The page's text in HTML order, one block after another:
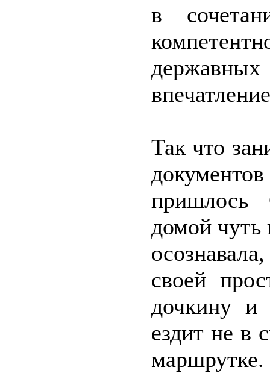
в
Так что
пришлось
домой чуть
своей
дочкину и
ездит не в
маршрутке.